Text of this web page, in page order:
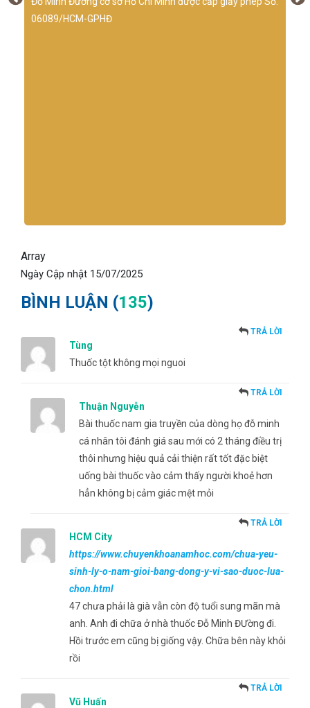
06089/HCM-GPHĐ
Array
Ngày Cập nhật 15/07/2025
BÌNH LUẬN (135)
Tùng
TRẢ LỜI
Thuốc tột không mọi nguoi
Thuận Nguyễn
TRẢ LỜI
Bài thuốc nam gia truyền của dòng họ đỗ minh
cá nhân tôi đánh giá sau mới có 2 tháng điều trị
thôi nhưng hiệu quả cải thiện rất tốt đặc biệt
uống bài thuốc vào cảm thấy người khoẻ hơn
hẳn không bị cảm giác mệt mỏi
HCM City
TRẢ LỜI
https://www.chuyenkhoanamhoc.com/chua-yeu-
sinh-ly-o-nam-gioi-bang-dong-y-vi-sao-duoc-lua-
chon.html
47 chưa phải là già vẫn còn độ tuổi sung mãn mà
anh. Anh đi chữa ở nhà thuốc Đỗ Minh ĐƯờng đi.
Hồi trước em cũng bị giống vậy. Chữa bên này khỏi
rồi
Vũ Huấn
TRẢ LỜI